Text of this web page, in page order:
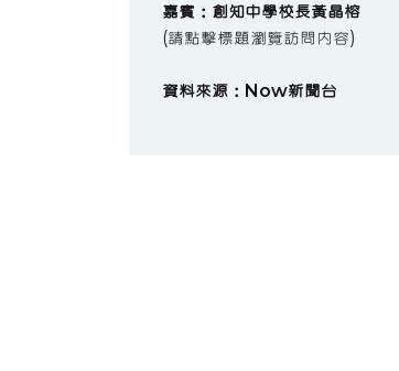
嘉賓：創知中學校長黃晶榕
(請點擊標題瀏覽訪問內容)
資料來源：Now新聞台